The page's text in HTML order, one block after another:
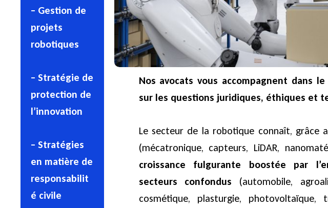
– Gestion de
projets
robotiques
– Stratégie de
protection de
l’innovation
– Stratégies
en matière de
responsabilit
é civile
Nos avocats vous accompagnent dans
sur les questions juridiques, éthiques et
Le secteur de la robotique connaît, grâce
(mécatronique, capteurs, LiDAR,
croissance fulgurante boostée par
secteurs confondus (automobile,
cosmétique, plasturgie, photovoltaïque,